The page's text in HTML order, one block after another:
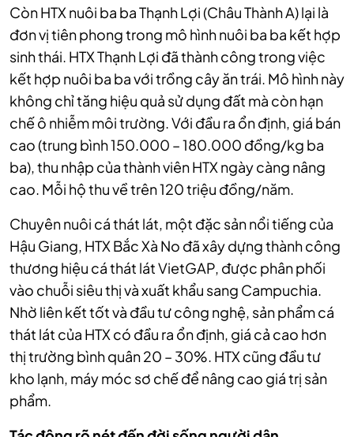
Còn HTX nuôi ba ba Thạnh Lợi (Châu Thành A) lại là
đơn vị tiên phong trong mô hình nuôi ba ba kết hợp
sinh thái. HTX Thạnh Lợi đã thành công trong việc
kết hợp nuôi ba ba với trồng cây ăn trái. Mô hình này
không chỉ tăng hiệu quả sử dụng đất mà còn hạn
chế ô nhiễm môi trường. Với đầu ra ổn định, giá bán
cao (trung bình 150.000 – 180.000 đồng/kg ba
ba), thu nhập của thành viên HTX ngày càng nâng
cao. Mỗi hộ thu về trên 120 triệu đồng/năm.
Chuyên nuôi cá thát lát, một đặc sản nổi tiếng của
Hậu Giang, HTX Bắc Xà No đã xây dựng thành công
thương hiệu cá thát lát VietGAP, được phân phối
vào chuỗi siêu thị và xuất khẩu sang Campuchia.
Nhờ liên kết tốt và đầu tư công nghệ, sản phẩm cá
thát lát của HTX có đầu ra ổn định, giá cả cao hơn
thị trường bình quân 20 – 30%. HTX cũng đầu tư
kho lạnh, máy móc sơ chế để nâng cao giá trị sản
phẩm.